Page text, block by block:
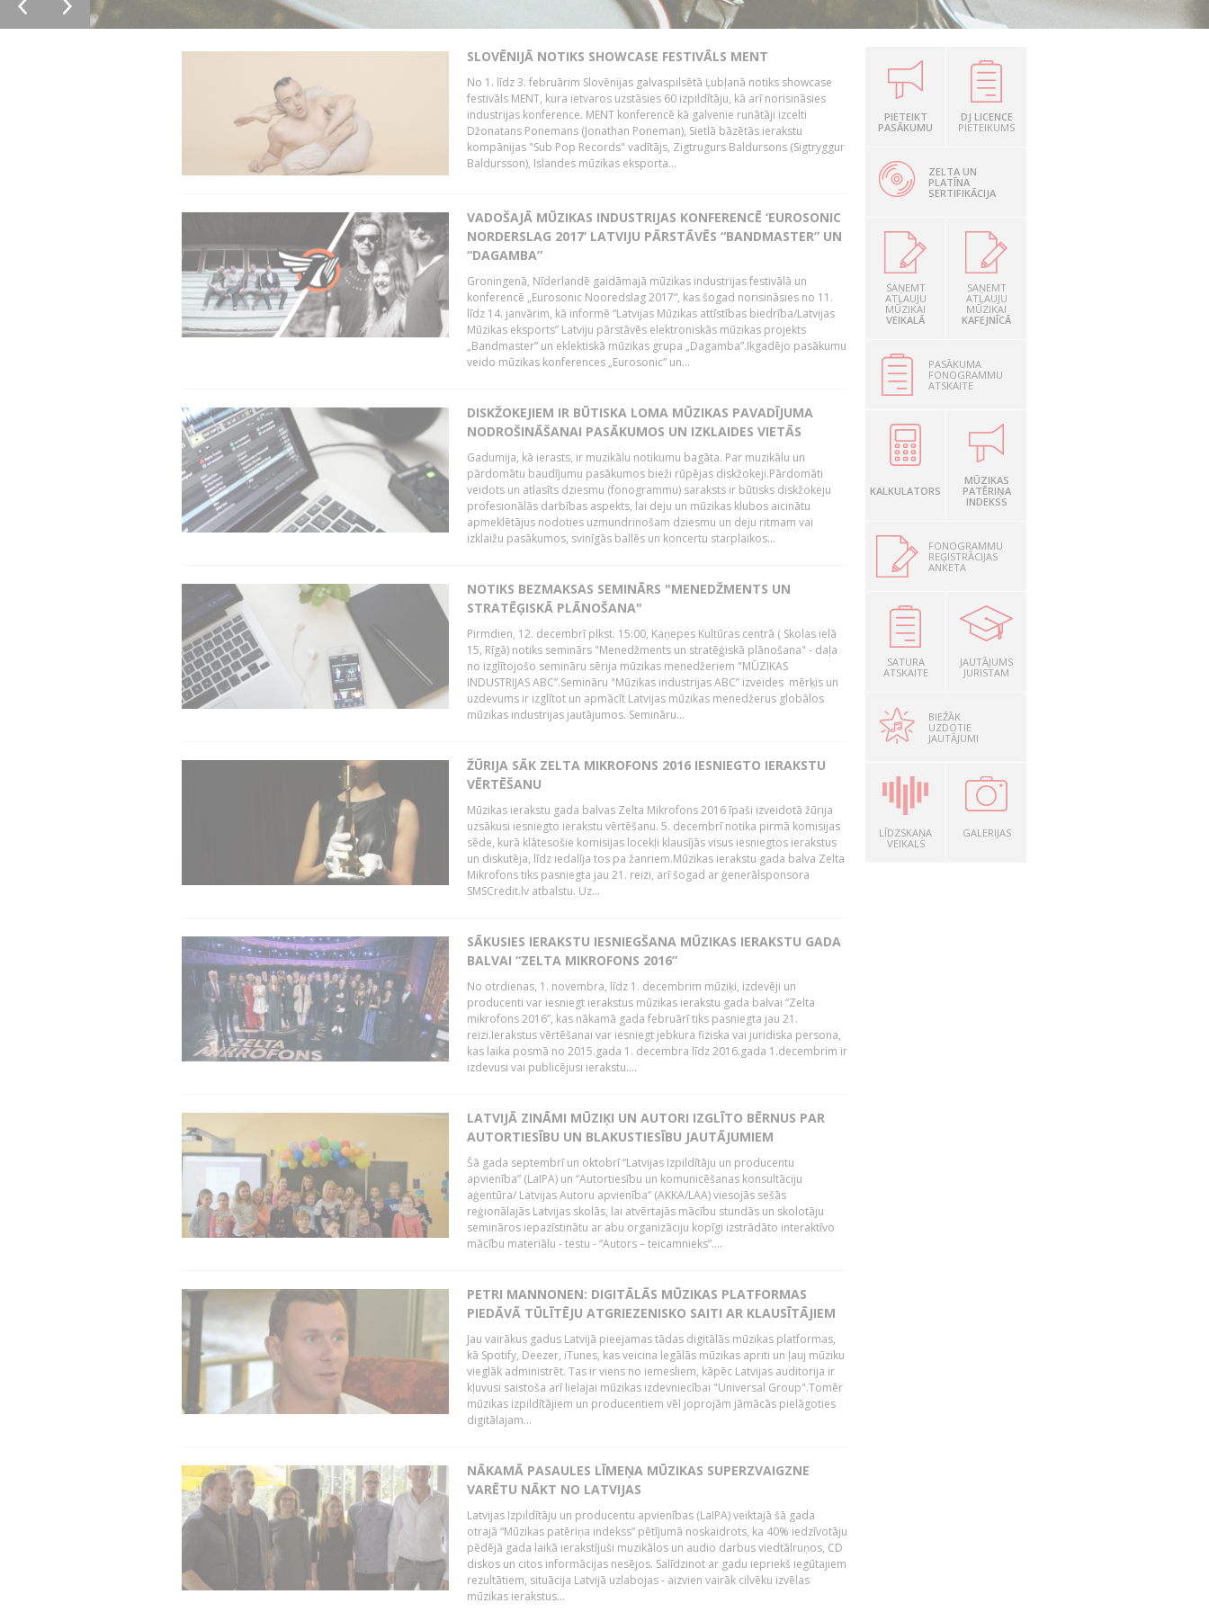
SLOVĒNIJĀ NOTIKS SHOWCASE FESTIVĀLS MENT
No 1. līdz 3. februārim Slovēnijas galvaspilsētā Ļubļanā notiks showcase
festivāls MENT, kura ietvaros uzstāsies 60 izpildītāju, kā arī norisināsies
industrijas konference. MENT konferencē kā galvenie runātāji izcelti
Džonatans Ponemans (Jonathan Poneman), Sietlā bāzētās ierakstu
kompānijas "Sub Pop Records" vadītājs, Zigtrugurs Baldursons (Sigtryggur
Baldursson), Islandes mūzikas eksporta...
VADOŠAJĀ MŪZIKAS INDUSTRIJAS KONFERENCĒ ‘EUROSONIC
NORDERSLAG 2017’ LATVIJU PĀRSTĀVĒS “BANDMASTER” UN
“DAGAMBA”
Groningenā, Nīderlandē gaidāmajā mūzikas industrijas festivālā un
konferencē „Eurosonic Nooredslag 2017”, kas šogad norisināsies no 11.
līdz 14. janvārim, kā informē “Latvijas Mūzikas attīstības biedrība/Latvijas
Mūzikas eksports” Latviju pārstāvēs elektroniskās mūzikas projekts
„Bandmaster” un eklektiskā mūzikas grupa „Dagamba”.Ikgadējo pasākumu
veido mūzikas konferences „Eurosonic” un...
DISKŽOKEJIEM IR BŪTISKA LOMA MŪZIKAS PAVADĪJUMA
NODROŠINĀŠANAI PASĀKUMOS UN IZKLAIDES VIETĀS
Gadumija, kā ierasts, ir muzikālu notikumu bagāta. Par muzikālu un
pārdomātu baudījumu pasākumos bieži rūpējas diskžokeji.Pārdomāti
veidots un atlasīts dziesmu (fonogrammu) saraksts ir būtisks diskžokeju
profesionālās darbības aspekts, lai deju un mūzikas klubos aicinātu
apmeklētājus nodoties uzmundrinošam dziesmu un deju ritmam vai
izklaižu pasākumos, svinīgās ballēs un koncertu starplaikos...
NOTIKS BEZMAKSAS SEMINĀRS "MENEDŽMENTS UN
STRATĒĢISKĀ PLĀNOŠANA"
Pirmdien, 12. decembrī plkst. 15:00, Kaņepes Kultūras centrā ( Skolas ielā
15, Rīgā) notiks seminārs "Menedžments un stratēģiskā plānošana" - daļa
no izglītojošo semināru sērija mūzikas menedžeriem "MŪZIKAS
INDUSTRIJAS ABC”.Semināru "Mūzikas industrijas ABC” izveides mērķis un
uzdevums ir izglītot un apmācīt Latvijas mūzikas menedžerus globālos
mūzikas industrijas jautājumos. Semināru...
ŽŪRIJA SĀK ZELTA MIKROFONS 2016 IESNIEGTO IERAKSTU
VĒRTĒŠANU
Mūzikas ierakstu gada balvas Zelta Mikrofons 2016 īpaši izveidotā žūrija
uzsākusi iesniegto ierakstu vērtēšanu. 5. decembrī notika pirmā komisijas
sēde, kurā klātesošie komisijas locekļi klausījās visus iesniegtos ierakstus
un diskutēja, līdz iedalīja tos pa žanriem.Mūzikas ierakstu gada balva Zelta
Mikrofons tiks pasniegta jau 21. reizi, arī šogad ar ģenerālsponsora
SMSCredit.lv atbalstu. Uz...
SĀKUSIES IERAKSTU IESNIEGŠANA MŪZIKAS IERAKSTU GADA
BALVAI “ZELTA MIKROFONS 2016”
No otrdienas, 1. novembra, līdz 1. decembrim mūziķi, izdevēji un
producenti var iesniegt ierakstus mūzikas ierakstu gada balvai “Zelta
mikrofons 2016”, kas nākamā gada februārī tiks pasniegta jau 21.
reizi.Ierakstus vērtēšanai var iesniegt jebkura fiziska vai juridiska persona,
kas laika posmā no 2015.gada 1. decembra līdz 2016.gada 1.decembrim ir
izdevusi vai publicējusi ierakstu....
LATVIJĀ ZINĀMI MŪZIĶI UN AUTORI IZGLĪTO BĒRNUS PAR
AUTORTIESĪBU UN BLAKUSTIESĪBU JAUTĀJUMIEM
Šā gada septembrī un oktobrī “Latvijas Izpildītāju un producentu
apvienība” (LaIPA) un “Autortiesību un komunicēšanas konsultāciju
aģentūra/ Latvijas Autoru apvienība” (AKKA/LAA) viesojās sešās
reģionālajās Latvijas skolās, lai atvērtajās mācību stundās un skolotāju
semināros iepazīstinātu ar abu organizāciju kopīgi izstrādāto interaktīvo
mācību materiālu - testu - “Autors – teicamnieks”....
PETRI MANNONEN: DIGITĀLĀS MŪZIKAS PLATFORMAS
PIEDĀVĀ TŪLĪTĒJU ATGRIEZENISKO SAITI AR KLAUSĪTĀJIEM
Jau vairākus gadus Latvijā pieejamas tādas digitālās mūzikas platformas,
kā Spotify, Deezer, iTunes, kas veicina legālās mūzikas apriti un ļauj mūziku
vieglāk administrēt. Tas ir viens no iemesliem, kāpēc Latvijas auditorija ir
kļuvusi saistoša arī lielajai mūzikas izdevniecībai "Universal Group".Tomēr
mūzikas izpildītājiem un producentiem vēl joprojām jāmācās pielāgoties
digitālajam...
NĀKAMĀ PASAULES LĪMEŅA MŪZIKAS SUPERZVAIGZNE
VARĒTU NĀKT NO LATVIJAS
Latvijas Izpildītāju un producentu apvienības (LaIPA) veiktajā šā gada
otrajā “Mūzikas patēriņa indekss” pētījumā noskaidrots, ka 40% iedzīvotāju
pēdējā gada laikā ierakstījuši muzikālos un audio darbus viedtālruņos, CD
diskos un citos informācijas nesējos. Salīdzinot ar gadu iepriekš iegūtajiem
rezultātiem, situācija Latvijā uzlabojas - aizvien vairāk cilvēku izvēlas
mūzikas ierakstus...
PIETEIKT
PASĀKUMU
DJ LICENCE
PIETEIKUMS
ZELTA UN
PLATĪNA
SERTIFIKĀCIJA
SAŅEMT
ATĻAUJU
MŪZIKAI
VEIKALĀ
SAŅEMT
ATĻAUJU
MŪZIKAI
KAFEJNĪCĀ
PASĀKUMA
FONOGRAMMU
ATSKAITE
KALKULATORS
MŪZIKAS
PATĒRIŅA
INDEKSS
FONOGRAMMU
REĢISTRĀCIJAS
ANKETA
SATURA
ATSKAITE
JAUTĀJUMS
JURISTAM
BIEŽĀK
UZDOTIE
JAUTĀJUMI
LĪDZSKAŅA
VEIKALS
GALERIJAS